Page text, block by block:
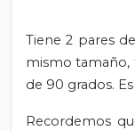
Tiene 2 pares
mismo tamaño,
de 90 grados.
Recordemos